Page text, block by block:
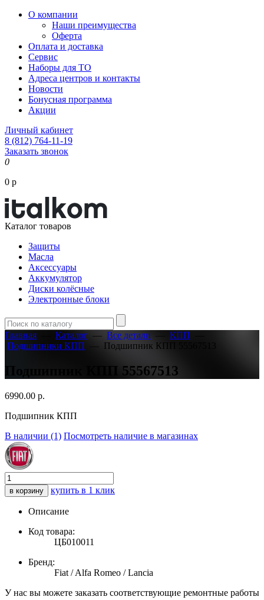
О компании
Наши преимущества
Оферта
Оплата и доставка
Сервис
Наборы для ТО
Адреса центров и контакты
Новости
Бонусная программа
Акции
Личный кабинет
8 (812) 764-11-19
Заказать звонок
0
0 р
Каталог товаров
Защиты
Масла
Аксессуары
Аккумулятор
Диски колёсные
Электронные блоки
Главная Каталог — Все детали — КПП
Подшипники КПП — Подшипник КПП 55567513
Подшипник КПП 55567513
6990.00 р.
Подшипник КПП
В наличии (1) Посмотреть наличие в магазинах
в корзину купить в 1 клик
Описание
Код товара:
ЦБ010011
Бренд:
Fiat / Alfa Romeo / Lancia
У нас вы можете заказать соответствующие ремонтные работы